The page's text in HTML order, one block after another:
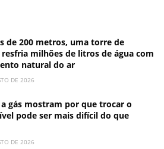
de 200 metros, uma torre de
milhões de litros de água com
natural do ar
DE 2026
gás mostram por que trocar o
pode ser mais difícil do que
DE 2026